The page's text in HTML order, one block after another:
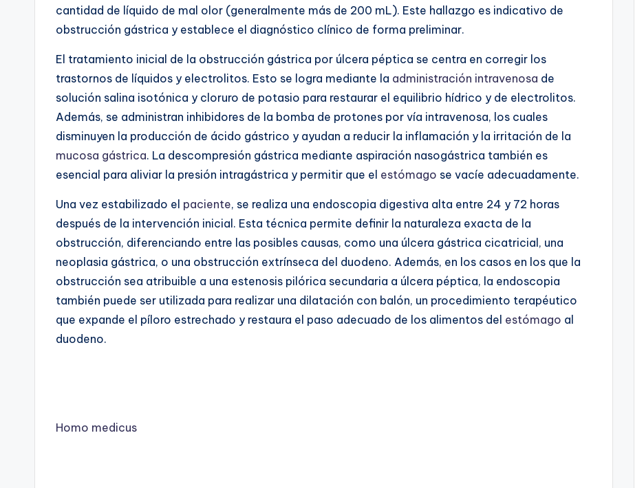
cantidad de líquido de mal olor (generalmente más de 200 mL). Este hallazgo es indicativo de
obstrucción gástrica y establece el diagnóstico clínico de forma preliminar.
El tratamiento inicial de la obstrucción gástrica por úlcera péptica se centra en corregir los
trastornos de líquidos y electrolitos. Esto se logra mediante la administración intravenosa de
solución salina isotónica y cloruro de potasio para restaurar el equilibrio hídrico y de electrolitos.
Además, se administran inhibidores de la bomba de protones por vía intravenosa, los cuales
disminuyen la producción de ácido gástrico y ayudan a reducir la inflamación y la irritación de la
mucosa gástrica. La descompresión gástrica mediante aspiración nasogástrica también es
esencial para aliviar la presión intragástrica y permitir que el estómago se vacíe adecuadamente.
Una vez estabilizado el paciente, se realiza una endoscopia digestiva alta entre 24 y 72 horas
después de la intervención inicial. Esta técnica permite definir la naturaleza exacta de la
obstrucción, diferenciando entre las posibles causas, como una úlcera gástrica cicatricial, una
neoplasia gástrica, o una obstrucción extrínseca del duodeno. Además, en los casos en los que la
obstrucción sea atribuible a una estenosis pilórica secundaria a úlcera péptica, la endoscopia
también puede ser utilizada para realizar una dilatación con balón, un procedimiento terapéutico
que expande el píloro estrechado y restaura el paso adecuado de los alimentos del estómago al
duodeno.
Homo medicus